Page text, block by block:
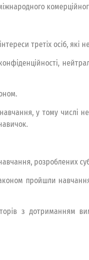
третіх осіб, які не
у тому числі
розроблених
пройшли
з дотриманням